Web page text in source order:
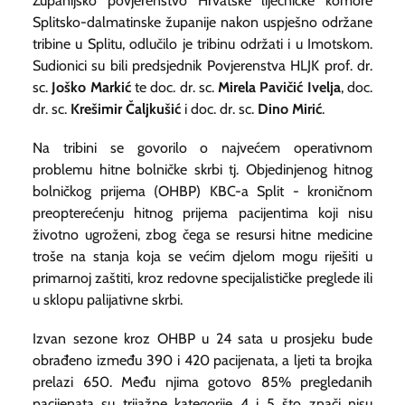
Splitsko-dalmatinske županije nakon uspješno održane
tribine u Splitu, odlučilo je tribinu održati i u Imotskom.
Sudionici su bili predsjednik Povjerenstva HLJK prof. dr.
sc. Joško Markićte doc. dr. sc.Mirela Pavičić Ivelja, doc.
dr. sc. Krešimir Čaljkušić i doc. dr. sc. Dino Mirić.
Na tribini se govorilo o najvećem operativnom
problemu hitne bolničke skrbi tj. Objedinjenog hitnog
bolničkog prijema (OHBP) KBC-a Split - kroničnom
preopterećenju hitnog prijema pacijentima koji nisu
životno ugroženi, zbog čega se resursi hitne medicine
troše na stanja koja se većim djelom mogu riješiti u
primarnoj zaštiti, kroz redovne specijalističke preglede ili
u sklopu palijativne skrbi.
Izvan sezone kroz OHBP u 24 sata u prosjeku bude
obrađeno između 390 i 420 pacijenata, a ljeti ta brojka
prelazi 650. Među njima gotovo 85% pregledanih